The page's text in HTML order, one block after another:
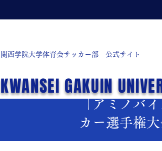
関西学院大学体育会サッカー部 公式サイト
KWANSEI GAKUIN
2026年4月28日
「アミノバ
カー選手権